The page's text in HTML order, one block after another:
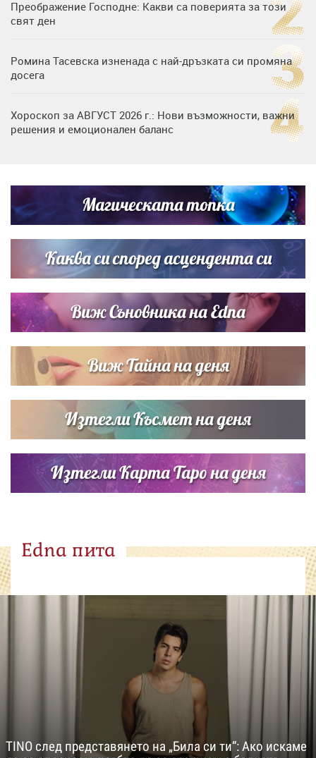
Преображение Господне: Какви са поверията за този
свят ден
Ромина Тасевска изненада с най-дръзката си промяна
досега
Хороскоп за АВГУСТ 2026 г.: Нови възможности, важни
решения и емоционален баланс
си деца на семейна морска приказка
Звездна ваканция в Майорка: Дженифър Анистън,
Кортни Кокс и Джим Къртис заедно на яхта
Магическата топка
Каква си според асцендента си
Виж Съновника на Edna
Виж Тайна на деня
Изтегли Късмет на деня
Изтегли Карта Таро на деня
Edna пита
TINO след представянето на „Била си ти“: Ако искаме